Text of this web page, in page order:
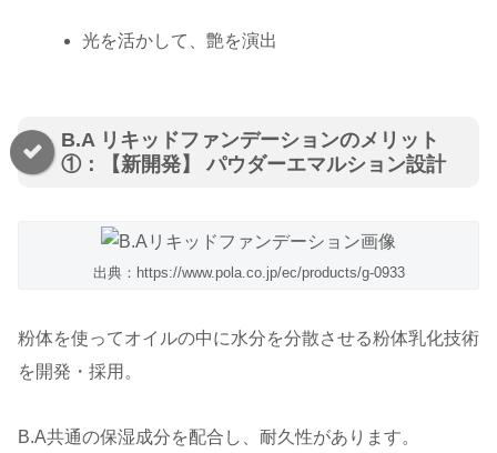
光を活かして、艶を演出
B.A リキッドファンデーションのメリット
①：【新開発】 パウダーエマルション設計
出典：https://www.pola.co.jp/ec/products/g-0933
粉体を使ってオイルの中に水分を分散させる粉体乳化技術
を開発・採用。
B.A共通の保湿成分を配合し、耐久性があります。